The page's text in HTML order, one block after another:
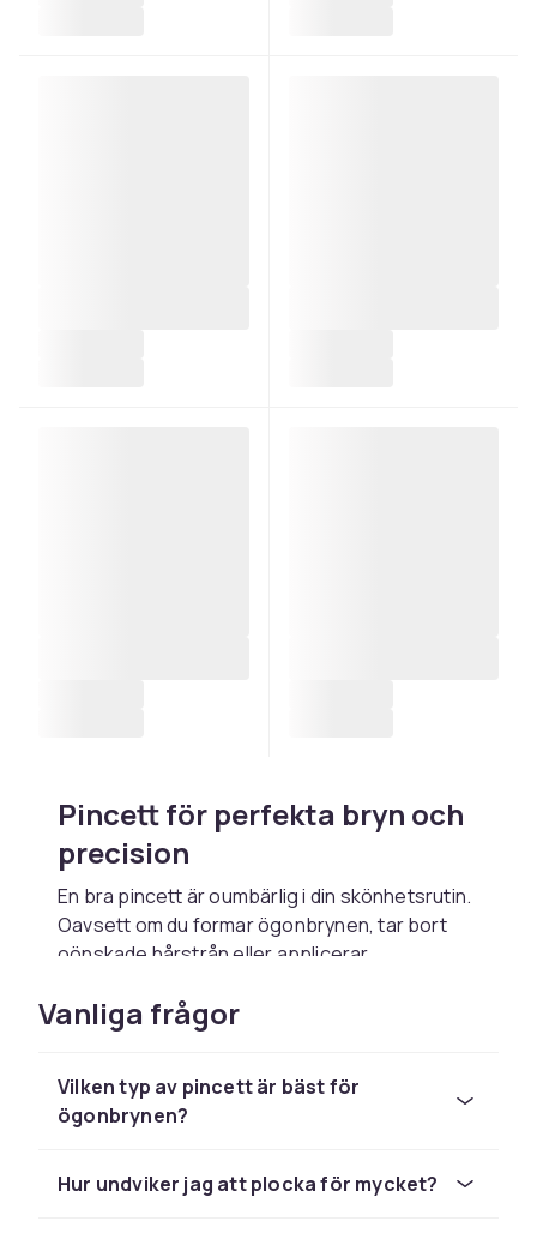
Pincett för perfekta bryn och
precision
En bra pincett är oumbärlig i din skönhetsrutin.
Oavsett om du formar ögonbrynen, tar bort
oönskade hårstrån eller applicerar
CDON hittar du pincetter i olika utföranden
som passar alla behov. Kombinera med
varje gång.
Snedställda pincetter är den mest populära
Vanliga frågor
Vilken typ av pincett är bäst för
ögonbrynen?
Hur undviker jag att plocka för mycket?